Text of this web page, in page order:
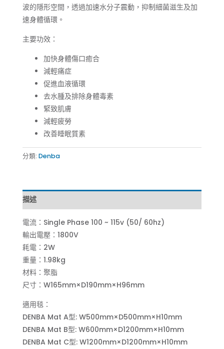
波的隱形空間，透過加速水分子震動，抑制細菌滋生及加
速身體循環。
主要功效：
加快身體傷口癒合
減輕痛症
促進血液循環
去水腫及排除身體毒素
緊致肌膚
減輕疲勞
改善睡眠質素
分類: Denba
描述
電流：Single Phase 100 ~ 115v (50/ 60hz)
輸出電壓：1800V
耗電：2W
重量：1.98kg
材料：聚脂
尺寸：W165mm×D190mm×H96mm
適用毯：
DENBA Mat A型: W500mm×D500mm×H10mm
DENBA Mat B型: W600mm×D1200mm×H10mm
DENBA Mat C型: W1200mm×D1200mm×H10mm